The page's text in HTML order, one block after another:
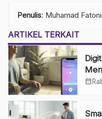
Penulis: Muhamad Fatoni
ARTIKEL TERKAIT
calendar_month